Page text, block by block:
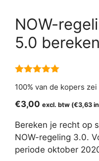
NOW-
5.0
100% van de kopers
€3,00 excl. btw (€3,63
Bereken je recht op
NOW-regeling 3.0.
periode oktober